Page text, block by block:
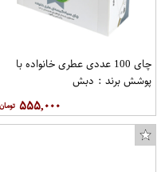
چای 100 عددی عطری خانواده با
پوشش برند : دبش
۵۵۵,۰۰۰